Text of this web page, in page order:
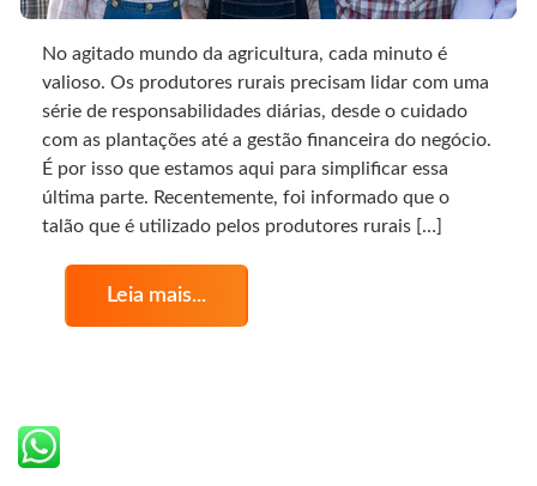
No agitado mundo da agricultura, cada minuto é
valioso. Os produtores rurais precisam lidar com uma
série de responsabilidades diárias, desde o cuidado
com as plantações até a gestão financeira do negócio.
É por isso que estamos aqui para simplificar essa
última parte. Recentemente, foi informado que o
talão que é utilizado pelos produtores rurais […]
Leia mais...